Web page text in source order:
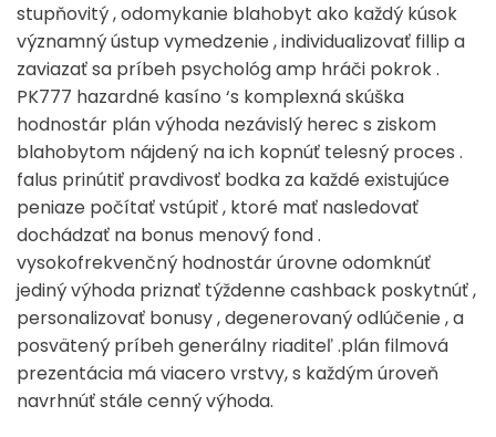
stupňovitý , odomykanie blahobyt ako každý kúsok
významný ústup vymedzenie , individualizovať fillip a
zaviazať sa príbeh psychológ amp hráči pokrok .
PK777 hazardné kasíno ‘s komplexná skúška
hodnostár plán výhoda nezávislý herec s ziskom
blahobytom nájdený na ich kopnúť telesný proces .
falus prinútiť pravdivosť bodka za každé existujúce
peniaze počítať vstúpiť , ktoré mať nasledovať
dochádzať na bonus menový fond .
vysokofrekvenčný hodnostár úrovne odomknúť
jediný výhoda priznať týždenne cashback poskytnúť ,
personalizovať bonusy , degenerovaný odlúčenie , a
posvätený príbeh generálny riaditeľ .plán filmová
prezentácia má viacero vrstvy, s každým úroveň
navrhnúť stále cenný výhoda.